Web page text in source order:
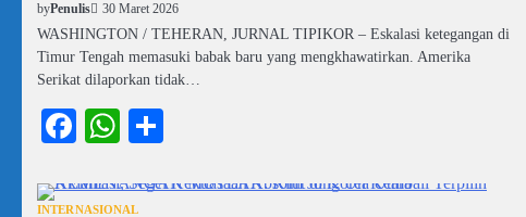
byPenulis 30 Maret 2026
WASHINGTON / TEHERAN, JURNAL TIPIKOR – Eskalasi ketegangan di
Timur Tengah memasuki babak baru yang mengkhawatirkan. Amerika
Serikat dilaporkan tidak…
Facebook
WhatsApp
INTERNASIONAL